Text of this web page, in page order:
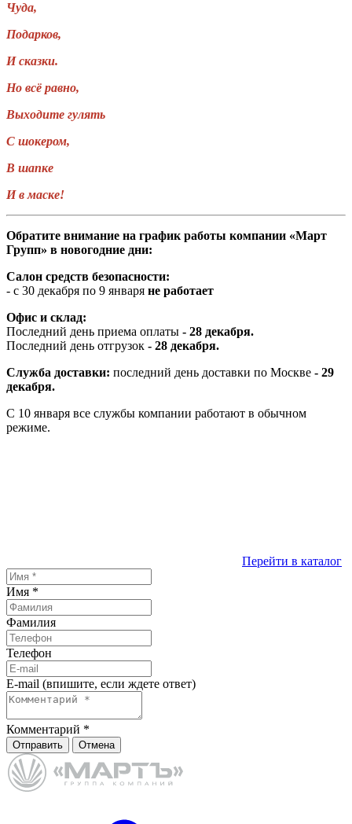
Чуда,
Подарков,
И сказки.
Но всё равно,
Выходите гулять
С шокером,
В шапке
И в маске!
Обратите внимание на график работы компании «Март
Групп» в новогодние дни:
Салон средств безопасности:
- с 30 декабря по 9 января не работает
Офис и склад:
Последний день приема оплаты - 28 декабря.
Последний день отгрузок - 28 декабря.
Служба доставки: последний день доставки по Москве - 29
декабря.
С 10 января все службы компании работают в обычном
режиме.
Перейти в каталог
Имя *
Фамилия
Телефон
E-mail (впишите, если ждете ответ)
Комментарий *
Отправить Отмена